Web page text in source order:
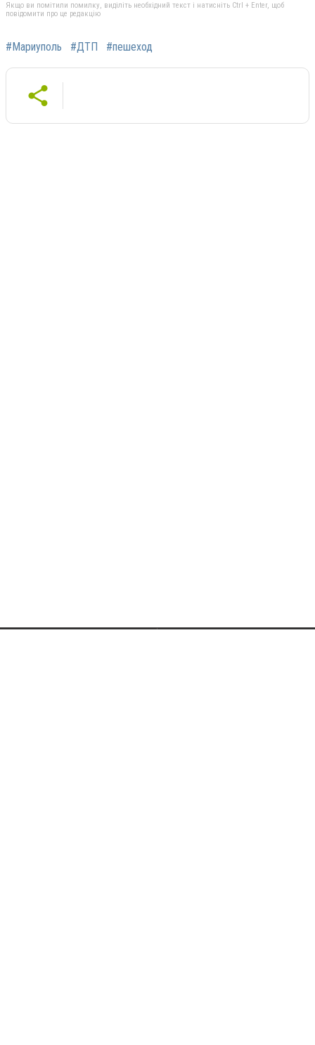
Якщо ви помітили помилку, виділіть необхідний текст і натисніть Ctrl + Enter, щоб
повідомити про це редакцію
#Мариуполь #ДТП #пешеход